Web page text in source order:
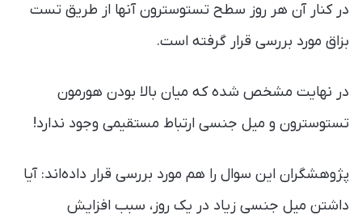
در کنار آن هر روز سطح تستوسترون آنها از طریق تست
بزاق مورد بررسی قرار گرفته است.
در نهایت مشخص شده که میان بالا بودن هورمون
تستوسترون و میل جنسی ارتباط مستقیمی وجود ندارد!
پژوهشگران این سوال را هم مورد بررسی قرار داده‌اند: آیا
داشتن میل جنسی زیاد در یک روز، سبب افزایش